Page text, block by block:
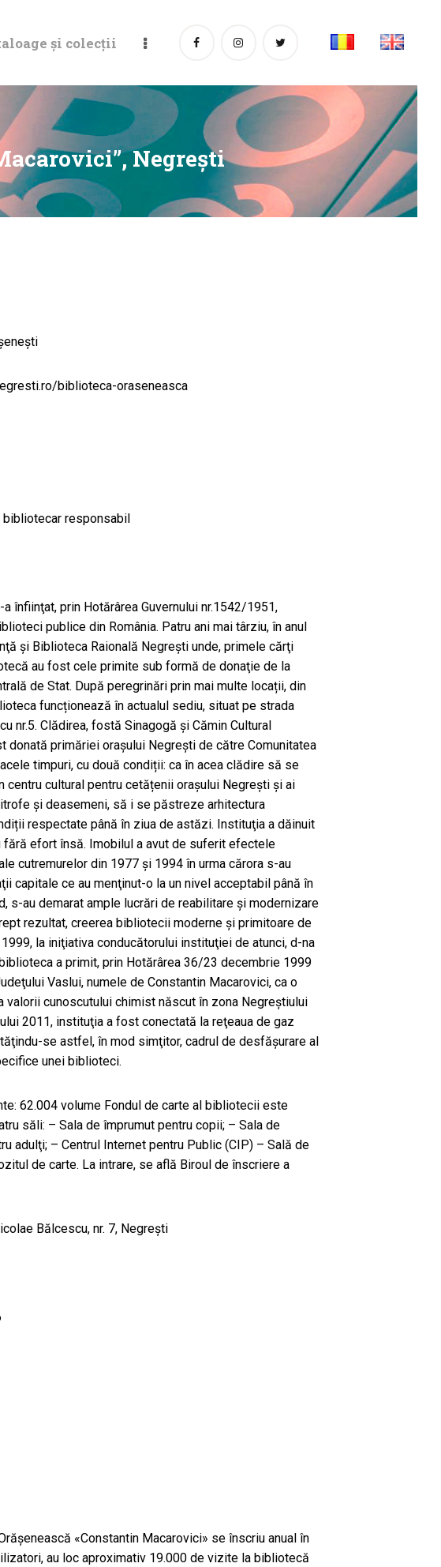
și colecții
Negreşti
biblioteca-oraseneasca
bibliotecar responsabil
a înfiinţat, prin Hotărârea Guvernului nr.1542/1951,
publice din România. Patru ani mai târziu, în anul
şi Biblioteca Raională Negreşti unde, primele cărţi
au fost cele primite sub formă de donaţie de la
de Stat. După peregrinări prin mai multe locații, din
funcționează în actualul sediu, situat pe strada
nr.5. Clădirea, fostă Sinagogă și Cămin Cultural
donată primăriei orașului Negrești de către Comunitatea
timpuri, cu două condiții: ca în acea clădire să se
centru cultural pentru cetățenii orașului Negrești și ai
și deasemeni, să i se păstreze arhitectura
respectate până în ziua de astăzi. Instituţia a dăinuit
fără efort însă. Imobilul a avut de suferit efectele
cutremurelor din 1977 şi 1994 în urma cărora s-au
capitale ce au menţinut-o la un nivel acceptabil până în
s-au demarat ample lucrări de reabilitare şi modernizare
rezultat, creerea bibliotecii moderne şi primitoare de
la iniţiativa conducătorului instituţiei de atunci, d-na
biblioteca a primit, prin Hotărârea 36/23 decembrie 1999
Vaslui, numele de Constantin Macarovici, ca o
valorii cunoscutului chimist născut în zona Negreştiului
2011, instituţia a fost conectată la reţeaua de gaz
se astfel, în mod simţitor, cadrul de desfăşurare al
unei biblioteci.
62.004 volume Fondul de carte al bibliotecii este
săli: – Sala de împrumut pentru copii; – Sala de
adulţi; – Centrul Internet pentru Public (CIP) – Sală de
de carte. La intrare, se află Biroul de înscriere a
Bălcescu, nr. 7, Negreşti
«Constantin Macarovici» se înscriu anual în
au loc aproximativ 19.000 de vizite la bibliotecă